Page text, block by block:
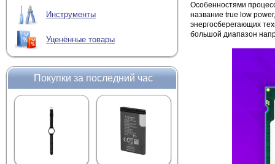
Инструменты
Уценённые товары
Покупки за последний час
Особенностями
название true low
энергосберегающих
большой диапазон